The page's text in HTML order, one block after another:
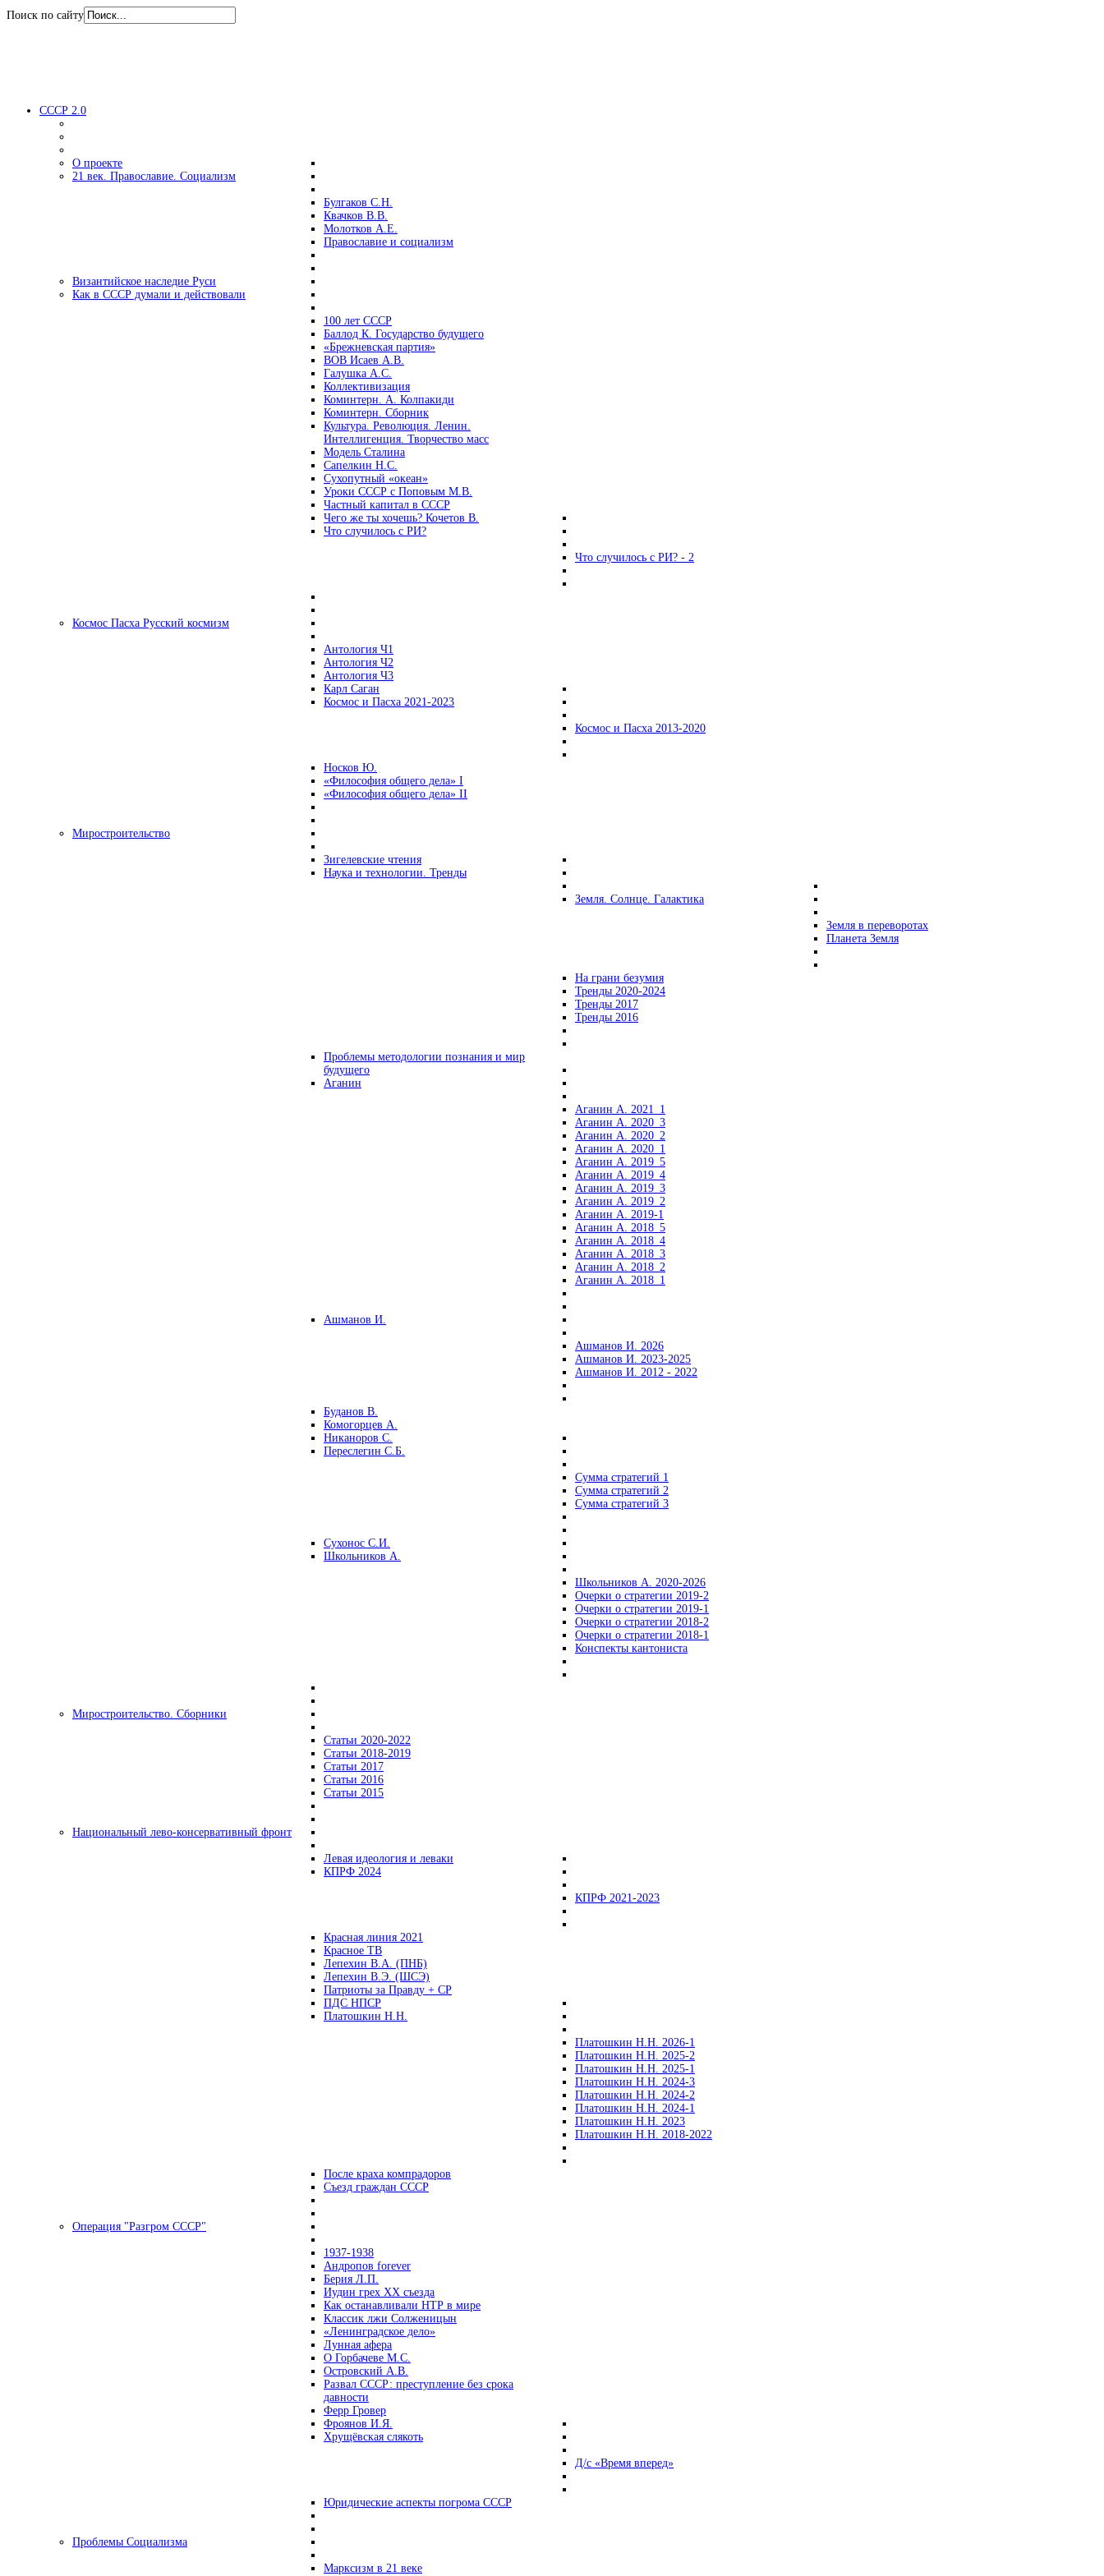
Поиск по сайту
СССР 2.0
О проекте
21 век. Православие. Социализм
Булгаков С.Н.
Квачков В.В.
Молотков А.Е.
Православие и социализм
Византийское наследие Руси
Как в СССР думали и действовали
100 лет СССР
Баллод К. Государство будущего
«Брежневская партия»
ВОВ Исаев А.В.
Галушка А.С.
Коллективизация
Коминтерн. А. Колпакиди
Коминтерн. Сборник
Культура. Революция. Ленин.
Интеллигенция. Творчество масс
Модель Сталина
Сапелкин Н.С.
Сухопутный «океан»
Уроки СССР с Поповым М.В.
Частный капитал в СССР
Чего же ты хочешь? Кочетов В.
Что случилось с РИ?
Что случилось с РИ? - 2
Космос Пасха Русский космизм
Антология Ч1
Антология Ч2
Антология Ч3
Карл Саган
Космос и Пасха 2021-2023
Космос и Пасха 2013-2020
Носков Ю.
«Философия общего дела» I
«Философия общего дела» II
Миростроительство
Зигелевские чтения
Наука и технологии. Тренды
Земля. Солнце. Галактика
Земля в переворотах
Планета Земля
На грани безумия
Тренды 2020-2024
Тренды 2017
Тренды 2016
Проблемы методологии познания и мир
будущего
Аганин
Аганин А. 2021_1
Аганин А. 2020_3
Аганин А. 2020_2
Аганин А. 2020_1
Аганин А. 2019_5
Аганин А. 2019_4
Аганин А. 2019_3
Аганин А. 2019_2
Аганин А. 2019-1
Аганин А. 2018_5
Аганин А. 2018_4
Аганин А. 2018_3
Аганин А. 2018_2
Аганин А. 2018_1
Ашманов И.
Ашманов И. 2026
Ашманов И. 2023-2025
Ашманов И. 2012 - 2022
Буданов В.
Комогорцев А.
Никаноров С.
Переслегин С.Б.
Сумма стратегий 1
Сумма стратегий 2
Сумма стратегий 3
Сухонос С.И.
Школьников А.
Школьников А. 2020-2026
Очерки о стратегии 2019-2
Очерки о стратегии 2019-1
Очерки о стратегии 2018-2
Очерки о стратегии 2018-1
Конспекты кантониста
Миростроительство. Сборники
Статьи 2020-2022
Статьи 2018-2019
Статьи 2017
Статьи 2016
Статьи 2015
Национальный лево-консервативный фронт
Левая идеология и леваки
КПРФ 2024
КПРФ 2021-2023
Красная линия 2021
Красное ТВ
Лепехин В.А. (ПНБ)
Лепехин В.Э. (ШСЭ)
Патриоты за Правду + СР
ПДС НПСР
Платошкин Н.Н.
Платошкин Н.Н. 2026-1
Платошкин Н.Н. 2025-2
Платошкин Н.Н. 2025-1
Платошкин Н.Н. 2024-3
Платошкин Н.Н. 2024-2
Платошкин Н.Н. 2024-1
Платошкин Н.Н. 2023
Платошкин Н.Н. 2018-2022
После краха компрадоров
Съезд граждан СССР
Операция "Разгром СССР"
1937-1938
Андропов forever
Берия Л.П.
Иудин грех ХХ съезда
Как останавливали НТР в мире
Классик лжи Солженицын
«Ленинградское дело»
Лунная афера
О Горбачеве М.С.
Островский А.В.
Развал СССР: преступление без срока
давности
Ферр Гровер
Фроянов И.Я.
Хрущёвская слякоть
Д/с «Время вперед»
Юридические аспекты погрома СССР
Проблемы Социализма
Марксизм в 21 веке